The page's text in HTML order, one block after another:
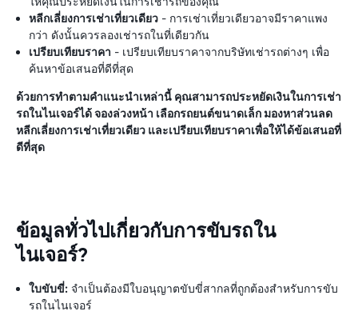
หลีกเลี่ยงการเช่าเที่ยวเดียว - การเช่าเที่ยวเดียวอาจมีราคาแพง
กว่า ดังนั้นควรลองเช่ารถในที่เดียวกัน
เปรียบเทียบราคา - เปรียบเทียบราคาจากบริษัทเช่ารถต่างๆ เพื่อ
ค้นหาข้อเสนอที่ดีที่สุด
ด้วยการทำตามคำแนะนำเหล่านี้ คุณสามารถประหยัดเงินในการเช่า
รถในไนเจอร์ได้ จองล่วงหน้า เลือกรถยนต์ขนาดเล็ก มองหาส่วนลด
หลีกเลี่ยงการเช่าเที่ยวเดียว และเปรียบเทียบราคาเพื่อให้ได้ข้อเสนอที่
ดีที่สุด
ข้อมูลทั่วไปเกี่ยวกับการขับรถใน
ไนเจอร์?
ใบขับขี่: จำเป็นต้องมีใบอนุญาตขับขี่สากลที่ถูกต้องสำหรับการขับ
รถในไนเจอร์